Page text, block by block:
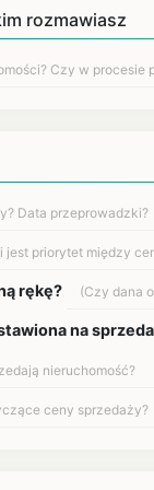
rozmawiasz
rękę?
na